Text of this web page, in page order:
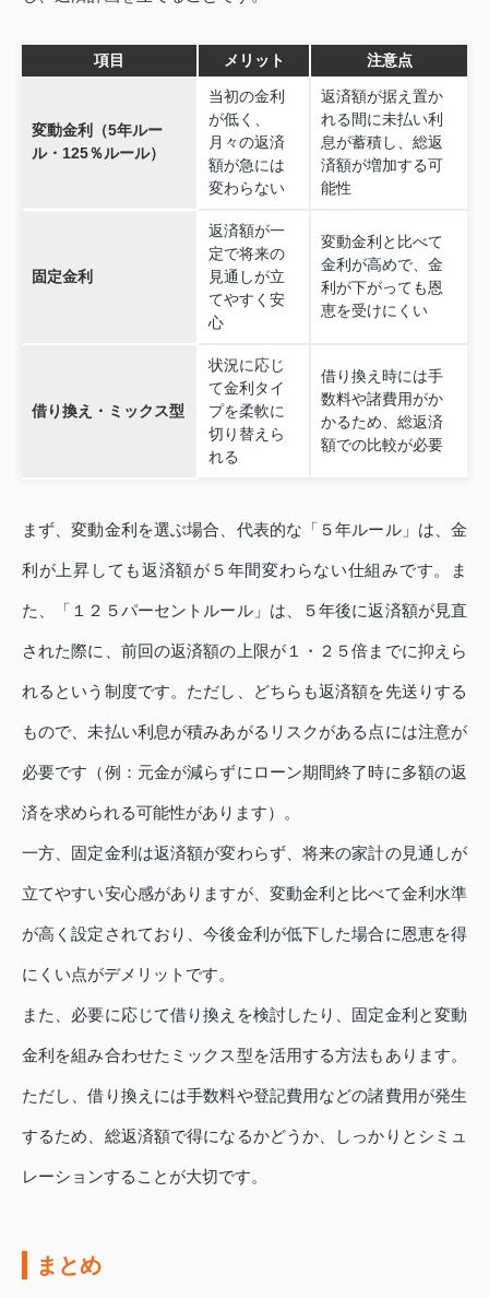
項目 メリット 注意点
変動金利（5年ルー
ル・125％ルール）
当初の金利
が低く、
月々の返済
額が急には
変わらない
返済額が据え置か
れる間に未払い利
息が蓄積し、総返
済額が増加する可
能性
固定金利
返済額が一
定で将来の
見通しが立
てやすく安
心
変動金利と比べて
金利が高めで、金
利が下がっても恩
恵を受けにくい
借り換え・ミックス型
状況に応じ
て金利タイ
プを柔軟に
切り替えら
れる
借り換え時には手
数料や諸費用がか
かるため、総返済
額での比較が必要
まず、変動金利を選ぶ場合、代表的な「５年ルール」は、金
利が上昇しても返済額が５年間変わらない仕組みです。ま
た、「１２５パーセントルール」は、５年後に返済額が見直
された際に、前回の返済額の上限が１・２５倍までに抑えら
れるという制度です。ただし、どちらも返済額を先送りする
もので、未払い利息が積みあがるリスクがある点には注意が
必要です（例：元金が減らずにローン期間終了時に多額の返
済を求められる可能性があります）。
一方、固定金利は返済額が変わらず、将来の家計の見通しが
立てやすい安心感がありますが、変動金利と比べて金利水準
が高く設定されており、今後金利が低下した場合に恩恵を得
にくい点がデメリットです。
また、必要に応じて借り換えを検討したり、固定金利と変動
金利を組み合わせたミックス型を活用する方法もあります。
ただし、借り換えには手数料や登記費用などの諸費用が発生
するため、総返済額で得になるかどうか、しっかりとシミュ
レーションすることが大切です。
まとめ